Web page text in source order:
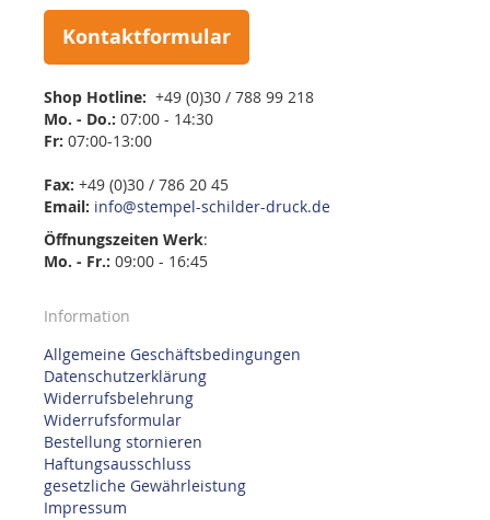
Kontaktformular
Shop Hotline: +49 (0)30 / 788 99 218
Mo. - Do.: 07:00 - 14:30
Fr: 07:00-13:00
Fax: +49 (0)30 / 786 20 45
Email: info@stempel-schilder-druck.de
Öffnungszeiten Werk:
Mo. - Fr.: 09:00 - 16:45
Information
Allgemeine Geschäftsbedingungen
Datenschutzerklärung
Widerrufsbelehrung
Widerrufsformular
Bestellung stornieren
Haftungsausschluss
gesetzliche Gewährleistung
Impressum